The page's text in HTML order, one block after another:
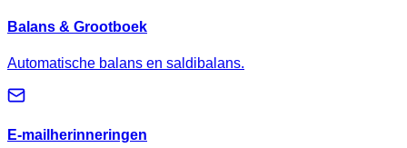
Balans & Grootboek
Automatische balans en saldibalans.
E-mailherinneringen